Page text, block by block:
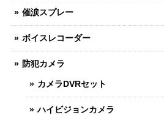
催涙スプレー
ボイスレコーダー
防犯カメラ
カメラDVRセット
ハイビジョンカメラ